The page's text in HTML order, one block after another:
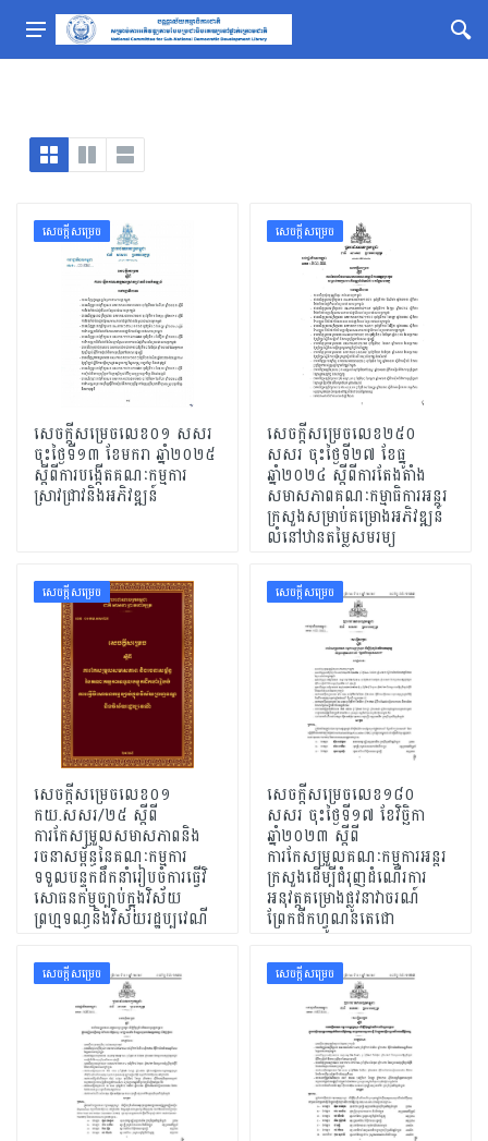
សេចក្ដីសម្រេច
សេចក្តីសម្រេចលេខ០១ សសរ
ចុះថ្ងៃទី១៣ ខែមករា ឆ្នាំ២០២៥
ស្តីពីការបង្កើតគណៈកម្មការ
ស្រាវជ្រាវនិងអភិវឌ្ឍន៍
សេចក្ដីសម្រេច
សេចក្តីសម្រេចលេខ២៥០
សសរ ចុះថ្ងៃទី២៧ ខែធ្នូ
ឆ្នាំ២០២៤ ស្តីពីការតែងតាំង
សមាសភាពគណៈកម្មាធិការអន្តរ
ក្រសួងសម្រាប់គម្រោងអភិវឌ្ឍន៍
លំនៅឋានតម្លៃសមរម្យ
សេចក្ដីសម្រេច
សេចក្តីសម្រេចលេខ០១
កយ.សសរ/២៥ ស្តីពី
ការកែសម្រួលសមាសភាពនិង
រចនាសម្ព័ន្ធនៃគណៈកម្មការ
ទទួលបន្ទុកដឹកនាំរៀបចំការធ្វើវិ
សោធនកម្មច្បាប់ក្នុងវិស័យ
ព្រហ្មទណ្ធនិងវិស័យរដ្ឋប្បវេណី
សេចក្ដីសម្រេច
សេចក្តីសម្រេចលេខ១៨០
សសរ ចុះថ្ងៃទី១៧ ខែវិច្ឆិកា
ឆ្នាំ២០២៣ ស្តីពី
ការកែសម្រួលគណៈក​ម្មការអន្តរ
ក្រសួងដើម្បីជំរុញដំណើរការ
អនុវត្តគម្រោងផ្លូវនាវាចរណ៍
ព្រែកជីកហ្វូណនតេជោ
សេចក្ដីសម្រេច សេចក្ដីសម្រេច